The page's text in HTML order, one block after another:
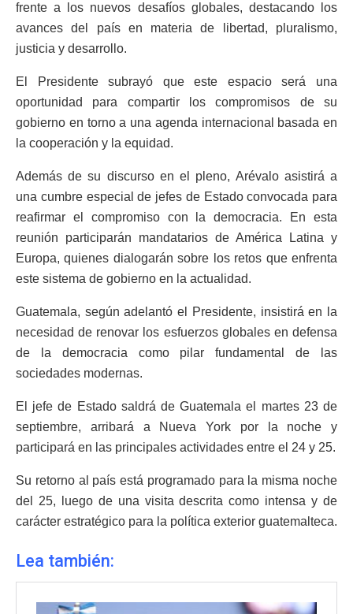
frente a los nuevos desafíos globales, destacando los
avances del país en materia de libertad, pluralismo,
justicia y desarrollo.
El Presidente subrayó que este espacio será una
oportunidad para compartir los compromisos de su
gobierno en torno a una agenda internacional basada en
la cooperación y la equidad.
Además de su discurso en el pleno, Arévalo asistirá a
una cumbre especial de jefes de Estado convocada para
reafirmar el compromiso con la democracia. En esta
reunión participarán mandatarios de América Latina y
Europa, quienes dialogarán sobre los retos que enfrenta
este sistema de gobierno en la actualidad.
Guatemala, según adelantó el Presidente, insistirá en la
necesidad de renovar los esfuerzos globales en defensa
de la democracia como pilar fundamental de las
sociedades modernas.
El jefe de Estado saldrá de Guatemala el martes 23 de
septiembre, arribará a Nueva York por la noche y
participará en las principales actividades entre el 24 y 25.
Su retorno al país está programado para la misma noche
del 25, luego de una visita descrita como intensa y de
carácter estratégico para la política exterior guatemalteca.
Lea también: